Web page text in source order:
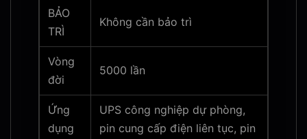
BẢO
TRÌ
Không cần bảo trì
Vòng
đời
5000 lần
Ứng
dụng
UPS công nghiệp dự phòng,
pin cung cấp điện liên tục, pin